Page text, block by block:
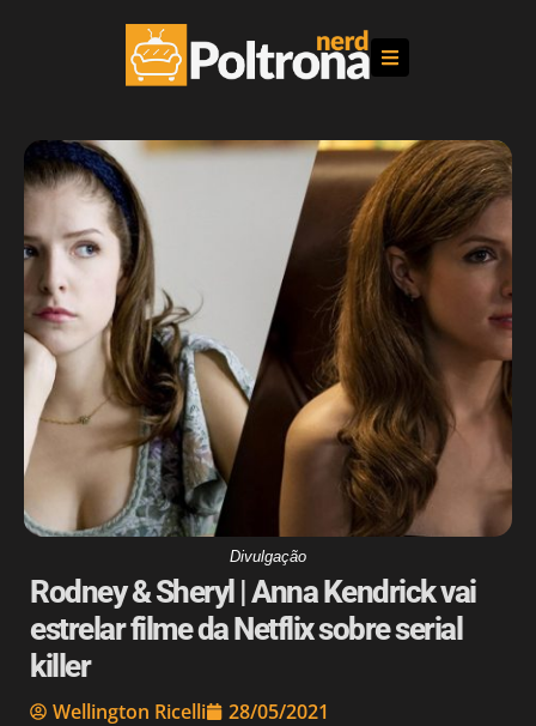
Divulgação
Rodney & Sheryl | Anna Kendrick vai
estrelar filme da Netflix sobre serial
killer
Wellington Ricelli 28/05/2021